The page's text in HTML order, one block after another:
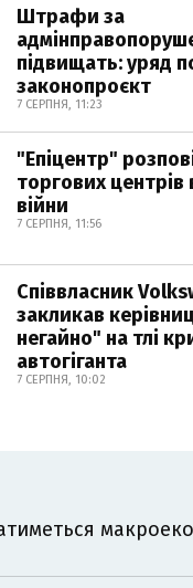
Штрафи за
підвищать: уряд
законопроєкт
7 СЕРПНЯ, 11:23
"Епіцентр"
торгових центрів
війни
7 СЕРПНЯ, 11:56
Співвласник
закликав
негайно" на тлі
автогіганта
7 СЕРПНЯ, 10:02